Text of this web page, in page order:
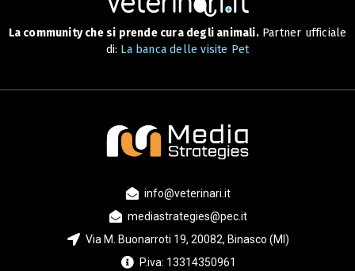
La community che si prende cura degli animali.Partner ufficiale
di: La banca delle visite Pet
info@veterinari.it
mediastrategies@pec.it
Via M. Buonarroti 19, 20082, Binasco (MI)
P.iva: 13314350961